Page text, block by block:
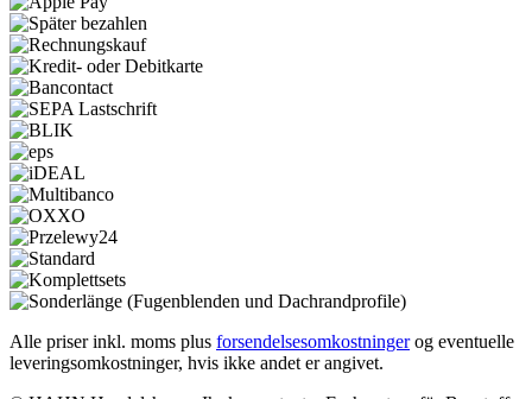
Alle priser inkl. moms plus forsendelsesomkostningerog eventuelle
leveringsomkostninger, hvis ikke andet er angivet.